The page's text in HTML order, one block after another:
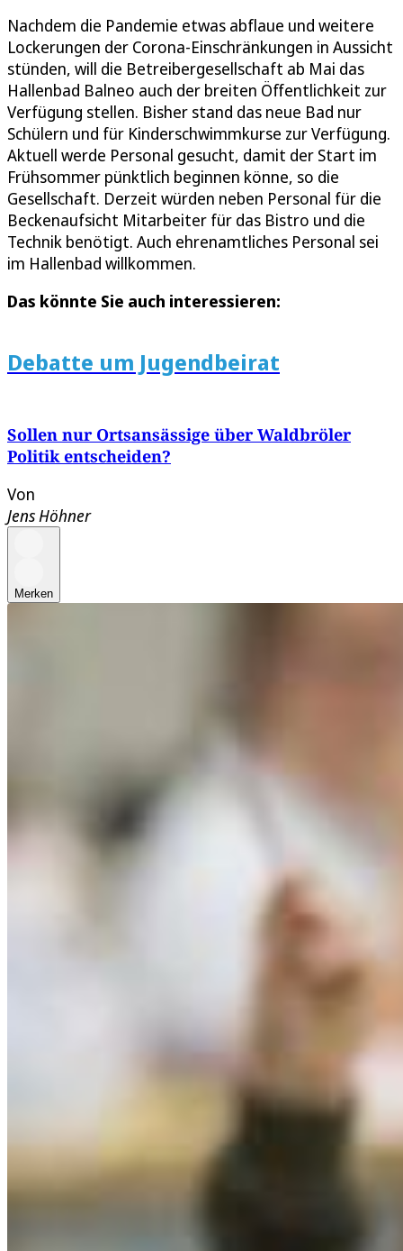
Nachdem die Pandemie etwas abflaue und weitere
Lockerungen der Corona-Einschränkungen in Aussicht
stünden, will die Betreibergesellschaft ab Mai das
Hallenbad Balneo auch der breiten Öffentlichkeit zur
Verfügung stellen. Bisher stand das neue Bad nur
Schülern und für Kinderschwimmkurse zur Verfügung.
Aktuell werde Personal gesucht, damit der Start im
Frühsommer pünktlich beginnen könne, so die
Gesellschaft. Derzeit würden neben Personal für die
Beckenaufsicht Mitarbeiter für das Bistro und die
Technik benötigt. Auch ehrenamtliches Personal sei
im Hallenbad willkommen.
Das könnte Sie auch interessieren:
Debatte um Jugendbeirat
Sollen nur Ortsansässige über Waldbröler
Politik entscheiden?
Von
Jens Höhner
Merken